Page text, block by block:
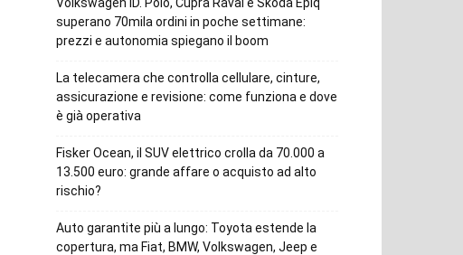
superano 70mila ordini in poche settimane:
prezzi e autonomia spiegano il boom
La telecamera che controlla cellulare, cinture,
assicurazione e revisione: come funziona e dove
è già operativa
Fisker Ocean, il SUV elettrico crolla da 70.000 a
13.500 euro: grande affare o acquisto ad alto
rischio?
Auto garantite più a lungo: Toyota estende la
copertura, ma Fiat, BMW, Volkswagen, Jeep e